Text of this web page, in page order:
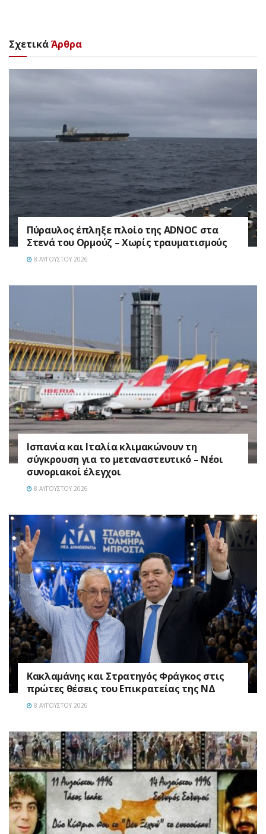
ΣχετικάΆρθρα
Πύραυλος έπληξε πλοίο της ADNOC στα
Στενά του Ορμούζ – Χωρίς τραυματισμούς
8 ΑΥΓΟΎΣΤΟΥ 2026
Ισπανία και Ιταλία κλιμακώνουν τη
σύγκρουση για το μεταναστευτικό – Νέοι
συνοριακοί έλεγχοι
8 ΑΥΓΟΎΣΤΟΥ 2026
Κακλαμάνης και Στρατηγός Φράγκος στις
πρώτες θέσεις του Επικρατείας της ΝΔ
8 ΑΥΓΟΎΣΤΟΥ 2026